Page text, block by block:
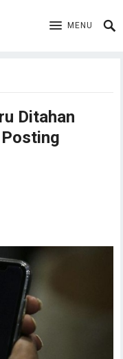
MENU
Ditahan